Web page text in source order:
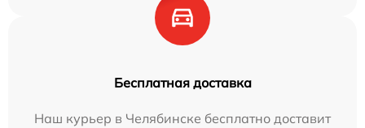
Бесплатная доставка
Наш курьер в Челябинске бесплатно доставит